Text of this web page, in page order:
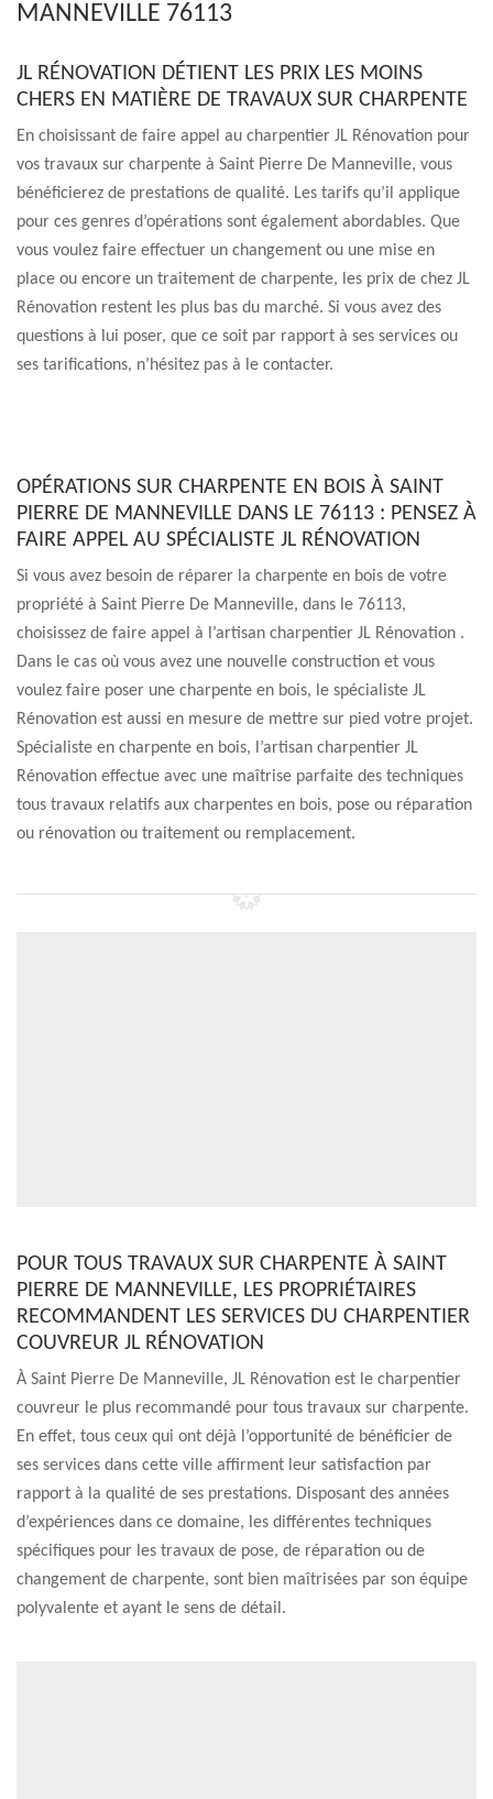
MANNEVILLE 76113
JL RÉNOVATION DÉTIENT LES PRIX LES MOINS
CHERS EN MATIÈRE DE TRAVAUX SUR CHARPENTE
En choisissant de faire appel au charpentier JL Rénovation pour
vos travaux sur charpente à Saint Pierre De Manneville, vous
bénéficierez de prestations de qualité. Les tarifs qu’il applique
pour ces genres d’opérations sont également abordables. Que
vous voulez faire effectuer un changement ou une mise en
place ou encore un traitement de charpente, les prix de chez JL
Rénovation restent les plus bas du marché. Si vous avez des
questions à lui poser, que ce soit par rapport à ses services ou
ses tarifications, n’hésitez pas à le contacter.
OPÉRATIONS SUR CHARPENTE EN BOIS À SAINT
PIERRE DE MANNEVILLE DANS LE 76113 : PENSEZ À
FAIRE APPEL AU SPÉCIALISTE JL RÉNOVATION
Si vous avez besoin de réparer la charpente en bois de votre
propriété à Saint Pierre De Manneville, dans le 76113,
choisissez de faire appel à l’artisan charpentier JL Rénovation .
Dans le cas où vous avez une nouvelle construction et vous
voulez faire poser une charpente en bois, le spécialiste JL
Rénovation est aussi en mesure de mettre sur pied votre projet.
Spécialiste en charpente en bois, l’artisan charpentier JL
Rénovation effectue avec une maîtrise parfaite des techniques
tous travaux relatifs aux charpentes en bois, pose ou réparation
ou rénovation ou traitement ou remplacement.
POUR TOUS TRAVAUX SUR CHARPENTE À SAINT
PIERRE DE MANNEVILLE, LES PROPRIÉTAIRES
RECOMMANDENT LES SERVICES DU CHARPENTIER
COUVREUR JL RÉNOVATION
À Saint Pierre De Manneville, JL Rénovation est le charpentier
couvreur le plus recommandé pour tous travaux sur charpente.
En effet, tous ceux qui ont déjà l’opportunité de bénéficier de
ses services dans cette ville affirment leur satisfaction par
rapport à la qualité de ses prestations. Disposant des années
d’expériences dans ce domaine, les différentes techniques
spécifiques pour les travaux de pose, de réparation ou de
changement de charpente, sont bien maîtrisées par son équipe
polyvalente et ayant le sens de détail.